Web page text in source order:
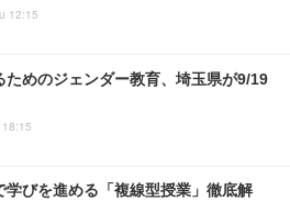
12:15
ためのジェンダー教育、埼玉県が9/19
学びを進める「複線型授業」徹底解